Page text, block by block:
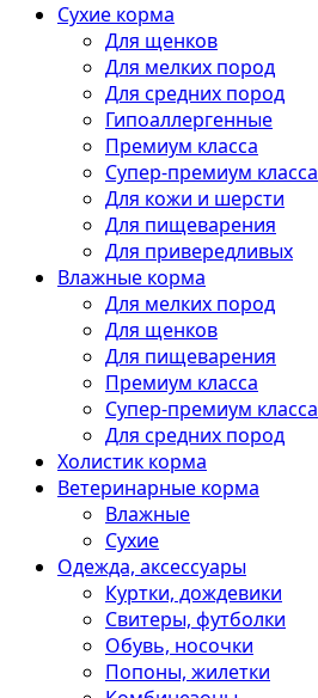
Сухие корма
Для щенков
Для мелких пород
Для средних пород
Гипоаллергенные
Премиум класса
Супер-премиум класса
Для кожи и шерсти
Для пищеварения
Для привередливых
Влажные корма
Для мелких пород
Для щенков
Для пищеварения
Премиум класса
Супер-премиум класса
Для средних пород
Холистик корма
Ветеринарные корма
Влажные
Сухие
Одежда, аксессуары
Куртки, дождевики
Свитеры, футболки
Обувь, носочки
Попоны, жилетки